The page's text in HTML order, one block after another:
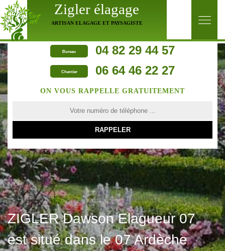
Zigler élagage
ARTISAN ELAGAGE ET PAYSAGISTE
Bureau 04 82 29 44 57
Chantier 06 64 46 22 27
ZIGLER Dawson Elagueur 07
est situé dans le 07 Ardèche
ON VOUS RAPPELLE GRATUITEMENT